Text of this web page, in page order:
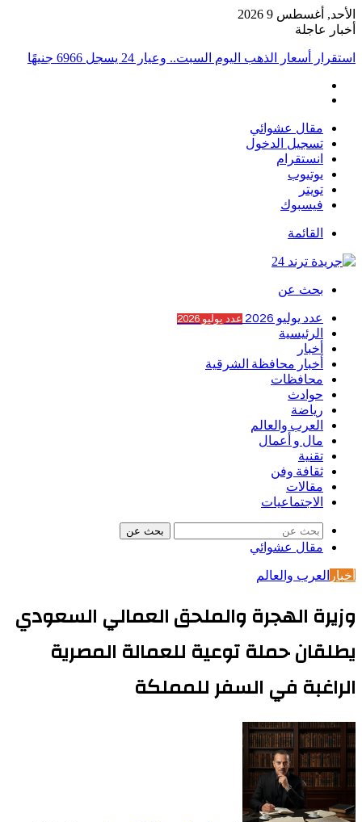
الأحد, أغسطس 9 2026
أخبار عاجلة
استقرار أسعار الذهب اليوم السبت.. وعيار 24 يسجل 6966 جنيهًا
مقال عشوائي
تسجيل الدخول
انستقرام
يوتيوب
تويتر
فيسبوك
القائمة
بحث عن
عدد يوليو 2026 عدد يوليو 2026
الرئيسية
أخبار
أخبار محافظة الشرقية
محافظات
حوادث
رياضة
العرب والعالم
مال و أعمال
تقنية
ثقافة وفن
مقالات
الاجتماعيات
بحث عن
مقال عشوائي
أخبار العرب والعالم
وزيرة الهجرة والملحق العمالي السعودي
يطلقان حملة توعية للعمالة المصرية
الراغبة في السفر للمملكة